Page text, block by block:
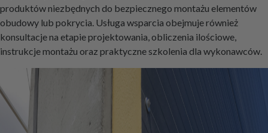
produktów niezbędnych do bezpiecznego montażu elementów
obudowy lub pokrycia. Usługa wsparcia obejmuje również
konsultacje na etapie projektowania, obliczenia ilościowe,
instrukcje montażu oraz praktyczne szkolenia dla wykonawców.